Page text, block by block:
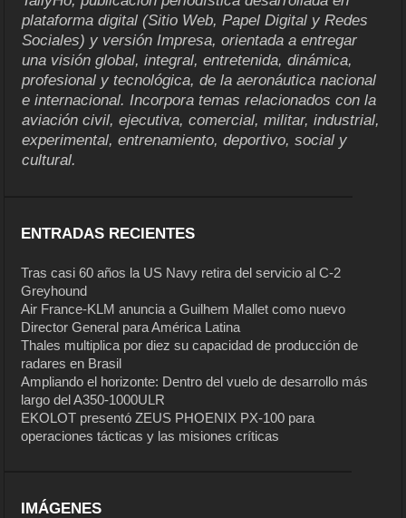
plataforma digital (Sitio Web, Papel Digital y Redes
Sociales) y versión Impresa, orientada a entregar
una visión global, integral, entretenida, dinámica,
profesional y tecnológica, de la aeronáutica nacional
e internacional. Incorpora temas relacionados con la
aviación civil, ejecutiva, comercial, militar, industrial,
experimental, entrenamiento, deportivo, social y
cultural.
ENTRADAS RECIENTES
Tras casi 60 años la US Navy retira del servicio al C-2
Greyhound
Air France-KLM anuncia a Guilhem Mallet como nuevo
Director General para América Latina
Thales multiplica por diez su capacidad de producción de
radares en Brasil
Ampliando el horizonte: Dentro del vuelo de desarrollo más
largo del A350-1000ULR
EKOLOT presentó ZEUS PHOENIX PX-100 para
operaciones tácticas y las misiones críticas
IMÁGENES